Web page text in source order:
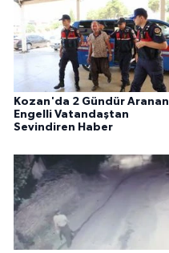
Kozan'da 2 Gündür Aranan
Engelli Vatandaştan
Sevindiren Haber